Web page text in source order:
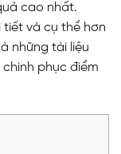
cao nhất.
tiết và cụ thể hơn
những tài liệu
phục điểm